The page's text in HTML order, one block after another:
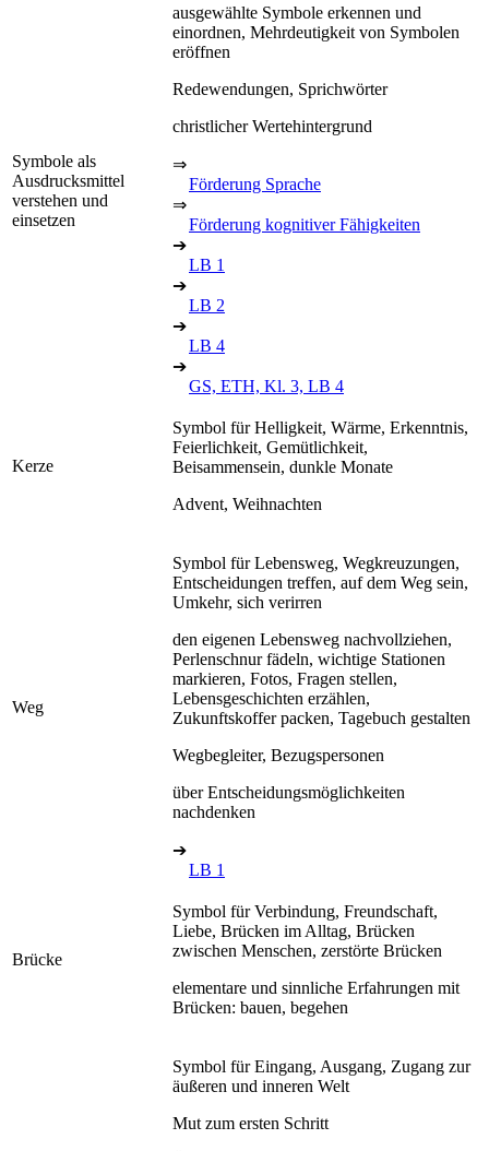
Symbole als
Ausdrucksmittel
verstehen und
einsetzen
ausgewählte Symbole erkennen und
einordnen, Mehrdeutigkeit von Symbolen
eröffnen
Redewendungen, Sprichwörter
christlicher Wertehintergrund
⇒
Förderung Sprache
⇒
Förderung kognitiver Fähigkeiten
➔
LB 1
➔
LB 2
➔
LB 4
➔
GS, ETH, Kl. 3, LB 4
Kerze
Symbol für Helligkeit, Wärme, Erkenntnis,
Feierlichkeit, Gemütlichkeit,
Beisammensein, dunkle Monate
Advent, Weihnachten
Weg
Symbol für Lebensweg, Wegkreuzungen,
Entscheidungen treffen, auf dem Weg sein,
Umkehr, sich verirren
den eigenen Lebensweg nachvollziehen,
Perlenschnur fädeln, wichtige Stationen
markieren, Fotos, Fragen stellen,
Lebensgeschichten erzählen,
Zukunftskoffer packen, Tagebuch gestalten
Wegbegleiter, Bezugspersonen
über Entscheidungsmöglichkeiten
nachdenken
➔
LB 1
Brücke
Symbol für Verbindung, Freundschaft,
Liebe, Brücken im Alltag, Brücken
zwischen Menschen, zerstörte Brücken
elementare und sinnliche Erfahrungen mit
Brücken: bauen, begehen
Symbol für Eingang, Ausgang, Zugang zur
äußeren und inneren Welt
Mut zum ersten Schritt